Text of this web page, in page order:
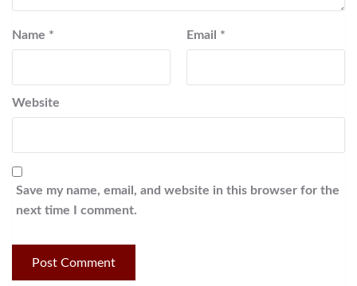
Name * Email *
Website
Save my name, email, and website in this browser for the
next time I comment.